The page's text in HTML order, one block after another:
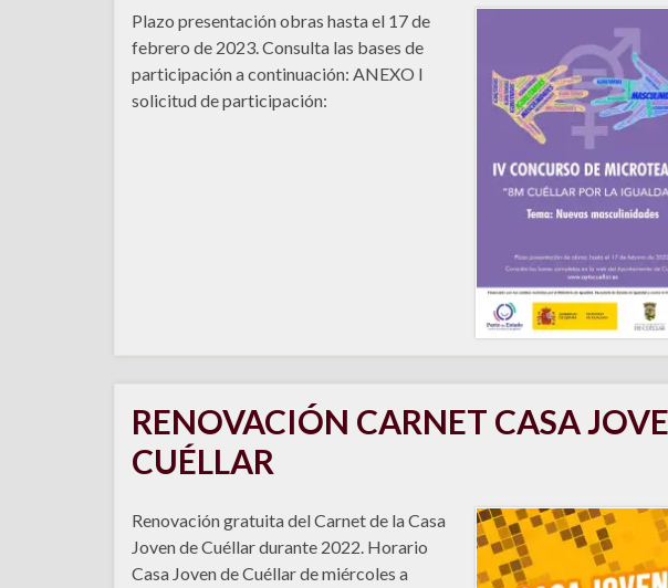
Plazo presentación obras hasta el 17 de
febrero de 2023. Consulta las bases de
participación a continuación: ANEXO I
solicitud de participación:
RENOVACIÓN CARNET CASA
CUÉLLAR
Renovación gratuita del Carnet de la Casa
Joven de Cuéllar durante 2022. Horario
Casa Joven de Cuéllar de miércoles a